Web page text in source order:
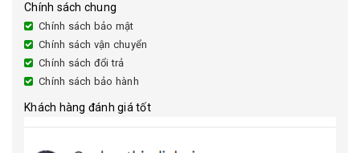
Chính sách chung
Chính sách bảo mật
Chính sách vận chuyển
Chính sách đổi trả
Chính sách bảo hành
Khách hàng đánh giá tốt